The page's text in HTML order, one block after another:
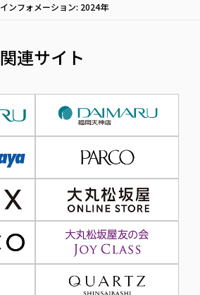
インフォメーション: 2024年
関連サイト